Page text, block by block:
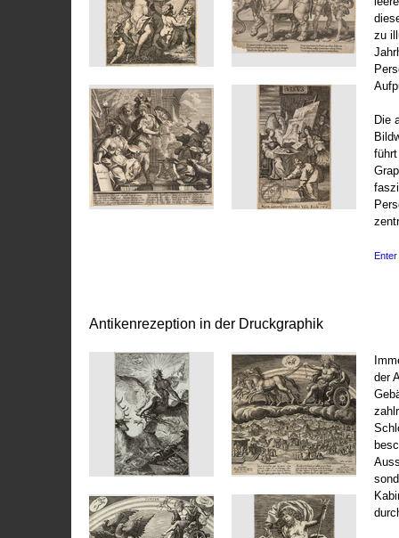
zu
Die
Enter
Antikenrezeption in der Druckgraphik
der